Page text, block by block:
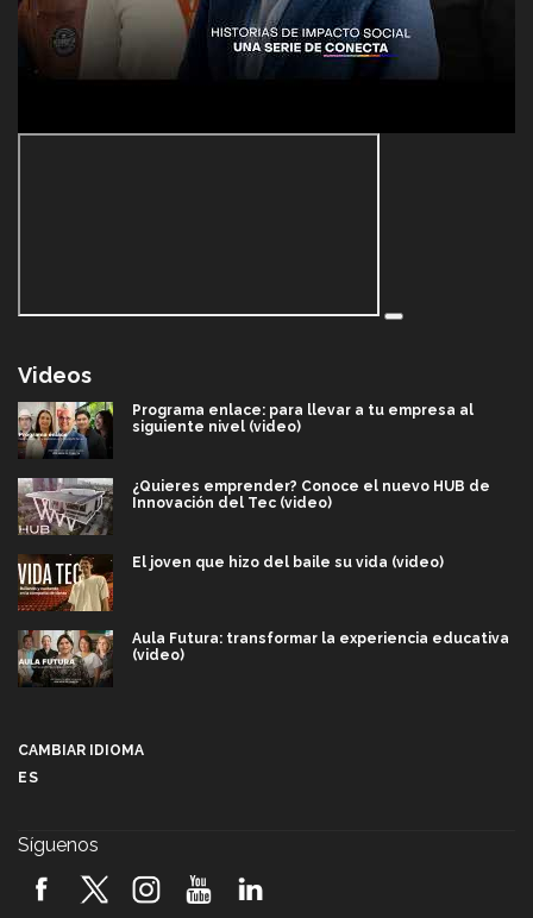
Videos
Programa enlace: para llevar a tu empresa al
siguiente nivel (video)
¿Quieres emprender? Conoce el nuevo HUB de
Innovación del Tec (video)
El joven que hizo del baile su vida (video)
Aula Futura: transformar la experiencia educativa
(video)
2026! (video)
CAMBIAR IDIOMA
ES
Síguenos